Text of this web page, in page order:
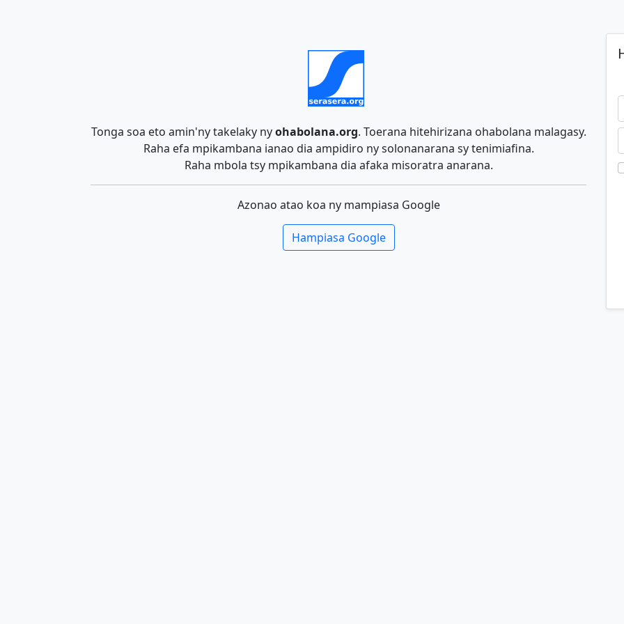
Tonga soa eto amin'ny takelaky nyohabolana.org. Toerana hitehirizana ohabolana malagasy.
Raha efa mpikambana ianao dia ampidiro ny solonanarana sy tenimiafina.
Raha mbola tsy mpikambana dia afaka misoratra anarana.
Azonao atao koa ny mampiasa Google
Hampiasa Google